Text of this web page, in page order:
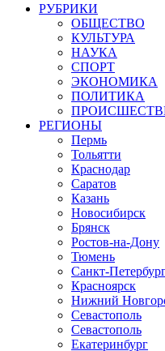
РУБРИКИ
ОБЩЕСТВО
КУЛЬТУРА
НАУКА
СПОРТ
ЭКОНОМИКА
ПОЛИТИКА
РЕГИОНЫ
Пермь
Тольятти
Краснодар
Саратов
Казань
Новосибирск
Брянск
Ростов-на-Дону
Тюмень
Санкт-
Красноярск
Нижний
Севастополь
Севастополь
Екатеринбург